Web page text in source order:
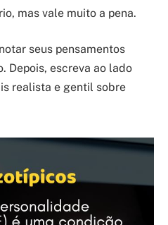
mas vale muito a pena.
seus pensamentos
Depois, escreva ao lado
realista e gentil sobre